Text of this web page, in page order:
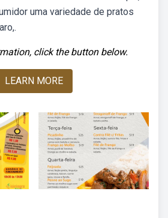
uma variedade de pratos
click the button below.
LEARN MORE